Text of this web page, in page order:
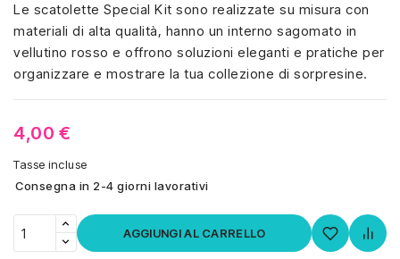
Le scatolette Special Kit sono realizzate su misura con
materiali di alta qualità, hanno un interno sagomato in
vellutino rosso e offrono soluzioni eleganti e pratiche per
organizzare e mostrare la tua collezione di sorpresine.
4,00 €
Tasse incluse
Consegna in 2-4 giorni lavorativi
AGGIUNGI AL CARRELLO